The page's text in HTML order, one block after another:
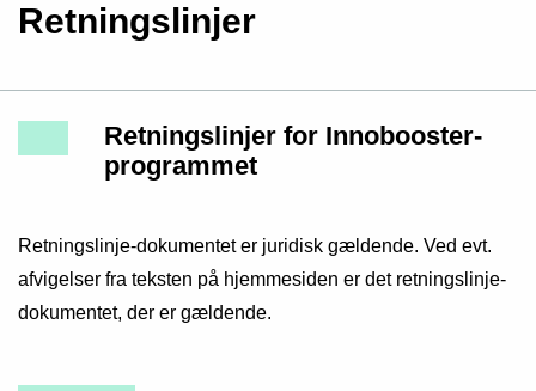
Retningslinjer
Retningslinjer for Innobooster-
programmet
Retningslinje-dokumentet er juridisk gældende. Ved evt.
afvigelser fra teksten på hjemmesiden er det retningslinje-
dokumentet, der er gældende.